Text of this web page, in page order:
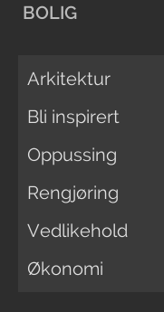
BOLIG
Arkitektur
Bli inspirert
Oppussing
Rengjøring
Vedlikehold
Økonomi